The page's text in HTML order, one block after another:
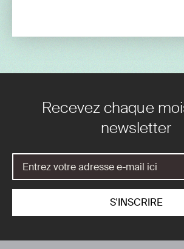
Recevez chaque
newsletter